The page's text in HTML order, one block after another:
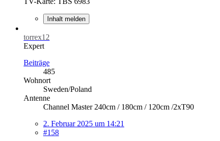
Inhalt melden
torrex12
Expert
Beiträge
485
Wohnort
Sweden/Poland
Antenne
Channel Master 240cm / 180cm / 120cm /2xT90
2. Februar 2025 um 14:21
#158